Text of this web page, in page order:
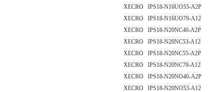
XECRO IPS18-N16UO55-A2P
XECRO IPS18-N16UO79-A12
XECRO IPS18-N20NC40-A2P
XECRO IPS18-N20NC53-A12
XECRO IPS18-N20NC55-A2P
XECRO IPS18-N20NC79-A12
XECRO IPS18-N20NO40-A2P
XECRO IPS18-N20NO53-A12